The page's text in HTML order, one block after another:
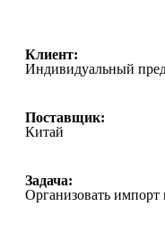
Клиент:
Индивидуальный
Поставщик:
Китай
Задача:
Организовать